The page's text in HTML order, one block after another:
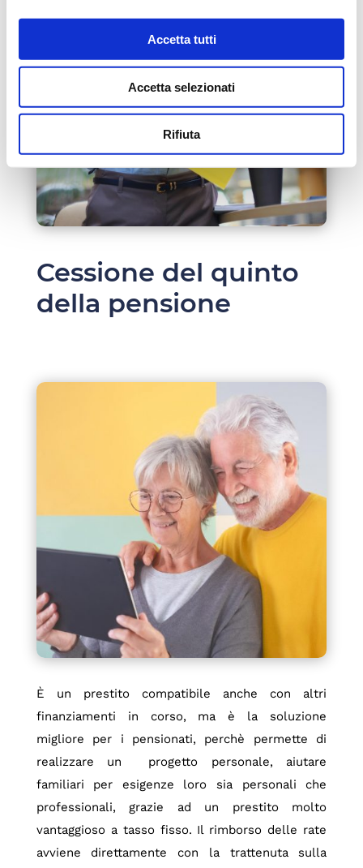
Accetta tutti
Accetta selezionati
Rifiuta
Cessione del quinto
della pensione
È un prestito compatibile anche con altri
finanziamenti in corso, ma è la soluzione
migliore per i pensionati, perchè permette di
realizzare un progetto personale, aiutare
familiari per esigenze loro sia personali che
professionali, grazie ad un prestito molto
vantaggioso a tasso fisso. Il rimborso delle rate
avviene direttamente con la trattenuta sulla